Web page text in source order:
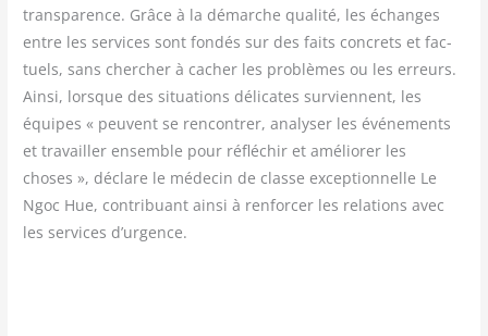
trans­pa­rence. Grâce à la démarche qua­li­té, les échanges
entre les ser­vices sont fon­dés sur des faits concrets et fac­
tuels, sans cher­cher à cacher les pro­blèmes ou les erreurs.
Ain­si, lorsque des situa­tions déli­cates sur­viennent, les
équipes « peuvent se ren­con­trer, ana­ly­ser les évé­ne­ments
et tra­vailler ensemble pour réflé­chir et amé­lio­rer les
choses », déclare le méde­cin de classe excep­tion­nelle Le
Ngoc Hue, contri­buant ain­si à ren­for­cer les rela­tions avec
les ser­vices d’urgence.